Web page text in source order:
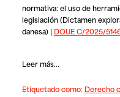
normativa: el uso de
legislación (Dictamen
danesa) | DOUE C/2025/
Leer más...
Etiquetado como: Derecho